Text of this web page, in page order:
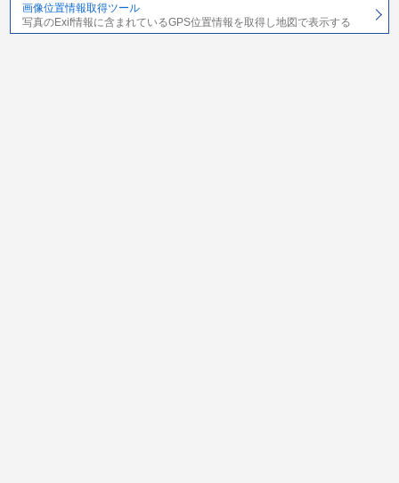
画像位置情報取得ツール
写真のExif情報に含まれているGPS位置情報を取得し地図で表示する